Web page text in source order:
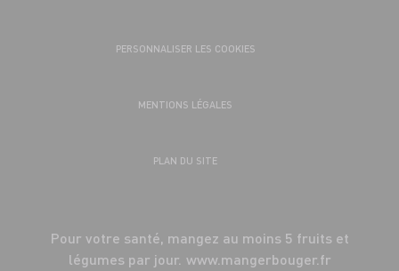
PERSONNALISER LES COOKIES
MENTIONS LÉGALES
PLAN DU SITE
Pour votre santé, mangez au moins 5 fruits et
légumes par jour. www.mangerbouger.fr